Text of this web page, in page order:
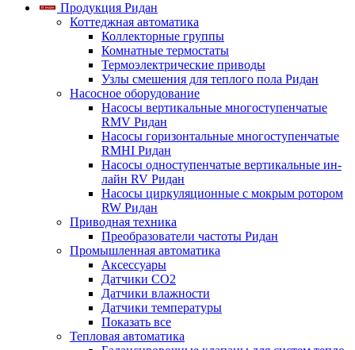
Продукция Ридан
Коттеджная автоматика
Коллекторные группы
Комнатные термостаты
Термоэлектрические приводы
Узлы смешения для теплого пола Ридан
Насосное оборудование
Насосы вертикальные многоступенчатые
RMV Ридан
Насосы горизонтальные многоступенчатые
RMHI Ридан
Насосы одноступенчатые вертикальные ин-
лайн RV Ридан
Насосы циркуляционные с мокрым ротором
RW Ридан
Приводная техника
Преобразователи частоты Ридан
Промышленная автоматика
Аксессуары
Датчики CO2
Датчики влажности
Датчики температуры
Показать все
Тепловая автоматика